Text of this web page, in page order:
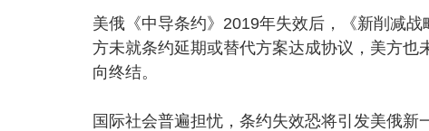
美俄《中导条约》2019年失效后，《新削减
方未就条约延期或替代方案达成协议，美方
向终结。
国际社会普遍担忧，条约失效恐将引发美俄